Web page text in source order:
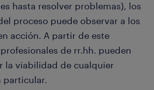
hasta resolver problemas), los
proceso puede observar a los
acción. A partir de este
de rr.hh. pueden
la viabilidad de cualquier
particular.